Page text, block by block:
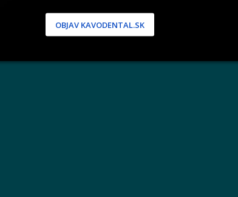
OBJAV KAVODENTAL.SK